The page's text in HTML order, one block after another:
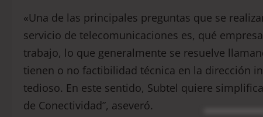
«Una de las principales preguntas que se
servicio de telecomunicaciones es, qué
trabajo, lo que generalmente se resuelve
tienen o no factibilidad técnica en la dirección
tedioso. En este sentido, Subtel quiere
de Conectividad”, aseveró.